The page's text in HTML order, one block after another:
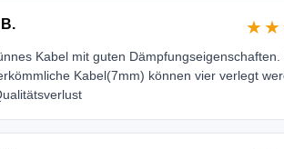
Kabel mit guten Dämpfungseigenschaften.
Kabel(7mm) können vier verlegt